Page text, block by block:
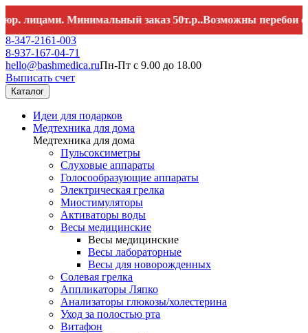
Минимальный заказ 50т.р..Возможны перебои со
8-347-2161-003
8-937-167-04-71
hello@bashmedica.ruПн-Пт с 9.00 до 18.00
Выписать счет
Каталог
Идеи для подарков
Медтехника для дома
Медтехника для дома
Пульсоксиметры
Слуховые аппараты
Голосообразующие аппараты
Электрическая грелка
Миостимуляторы
Активаторы воды
Весы медицинские
Весы медицинские
Весы лабораторные
Весы для новорожденных
Солевая грелка
Аппликаторы Ляпко
Анализаторы глюкозы/холестерина
Уход за полостью рта
Витафон